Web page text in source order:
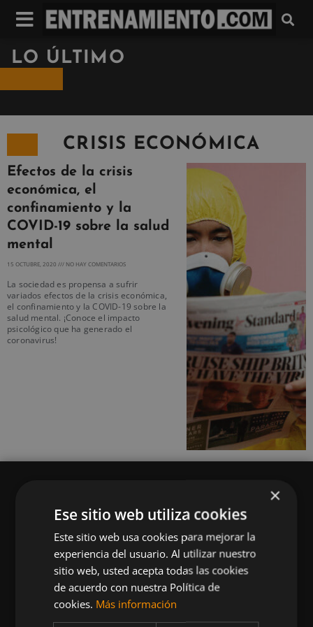
LO ÚLTIMO
CRISIS ECONÓMICA
Efectos de la crisis
económica, el
confinamiento y la
COVID-19 sobre la salud
mental
15 OCTUBRE, 2020 NO HAY COMENTARIOS
La sociedad es propensa a sufrir
variados efectos de la crisis económica,
el confinamiento y la COVID-19 sobre la
salud mental. ¡Conoce el impacto
psicológico que ha generado el
coronavirus!
Queremos mantenerte al día en temas de
deportes, fitness, nutrición, salud, recetas
saludables y tecnología aplicada al deporte y la
vida sana.
×
Ese sitio web utiliza cookies
Este sitio web usa cookies para mejorar la
experiencia del usuario. Al utilizar nuestro
sitio web, usted acepta todas las cookies
de acuerdo con nuestra Política de
cookies. Más información